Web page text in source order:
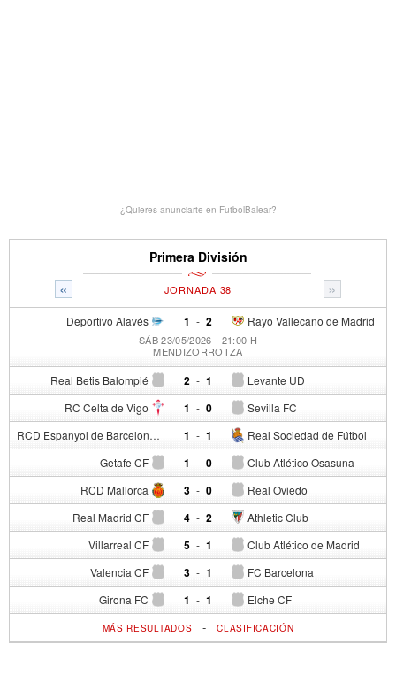
¿Quieres anunciarte en FutbolBalear?
Primera División
« »
JORNADA 38
Deportivo Alavés 1 - Rayo Vallecano de Madrid
2
SÁB 23/05/2026 - 21:00 H
MENDIZORROTZA
Real Betis Balompié 2 - Levante UD
1
RC Celta de Vigo 1 - Sevilla FC
0
RCD Espanyol de Barcelona 1 - Real Sociedad de Fútbol
1
Getafe CF 1 - Club Atlético Osasuna
0
RCD Mallorca 3 - Real Oviedo
0
Real Madrid CF 4 - Athletic Club
2
Villarreal CF 5 - Club Atlético de Madrid
1
Valencia CF 3 - FC Barcelona
1
Girona FC 1 - Elche CF
1
MÁS RESULTADOS -CLASIFICACIÓN